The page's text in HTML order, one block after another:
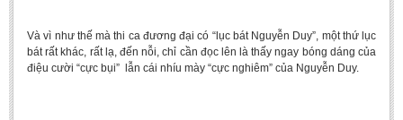
Và vì như thế mà thi ca đương đại có “lục bát Nguyễn Duy”, một thứ lục
bát rất khác, rất lạ, đến nỗi, chỉ cần đọc lên là thấy ngay bóng dáng của
điệu cười “cực bụi” lẫn cái nhíu mày “cực nghiêm” của Nguyễn Duy.